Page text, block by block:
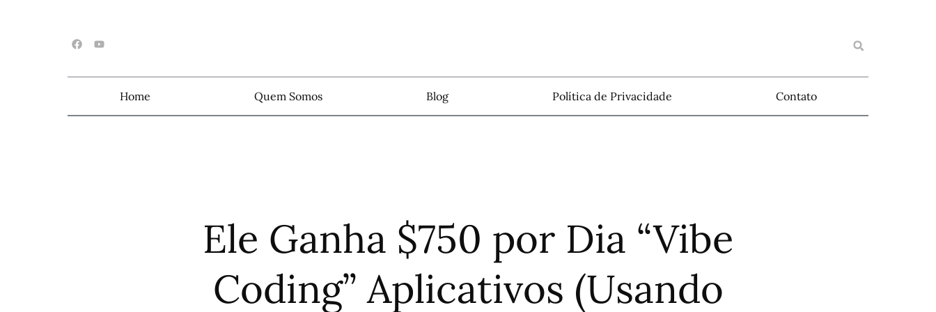
Home Quem Somos Blog Política de Privacidade Contato
Ele Ganha $750 por Dia “Vibe
Coding” Aplicativos (Usando